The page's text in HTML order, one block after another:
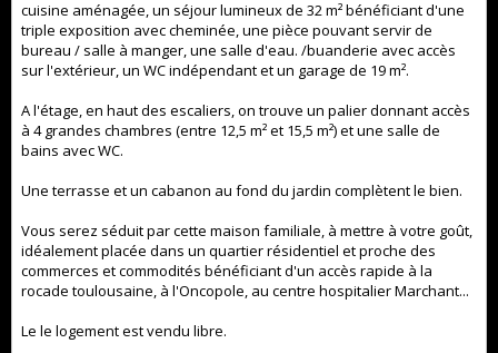
cuisine aménagée, un séjour lumineux de 32 m² bénéficiant d'une
triple exposition avec cheminée, une pièce pouvant servir de
bureau / salle à manger, une salle d'eau. /buanderie avec accès
sur l'extérieur, un WC indépendant et un garage de 19 m².
A l'étage, en haut des escaliers, on trouve un palier donnant accès
à 4 grandes chambres (entre 12,5 m² et 15,5 m²) et une salle de
bains avec WC.
Une terrasse et un cabanon au fond du jardin complètent le bien.
Vous serez séduit par cette maison familiale, à mettre à votre goût,
idéalement placée dans un quartier résidentiel et proche des
commerces et commodités bénéficiant d'un accès rapide à la
rocade toulousaine, à l'Oncopole, au centre hospitalier Marchant...
Le le logement est vendu libre.